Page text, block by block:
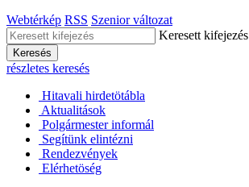
Webtérkép RSS Szenior változat
Keresett kifejezés
Keresés
részletes keresés
Hitavali hirdetötábla
Aktualitások
Polgármester informál
Segítünk elintézni
Rendezvények
Elérhetöség